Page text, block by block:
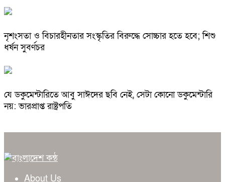
নৃশংসতা ও বিচারহীনতার সংস্কৃতির বিরুদ্ধে সোচ্চার হতে হবে; শিশু
ধর্ষন সুবর্ণচর
যে ডকুমেন্টারিতে আবু সাঈদের ছবি নেই, সেটা কোনো ডকুমেন্টারি
নয়: ভারপ্রাপ্ত রাষ্ট্রপতি
About Us